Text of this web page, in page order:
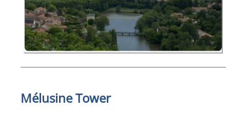
Mélusine Tower